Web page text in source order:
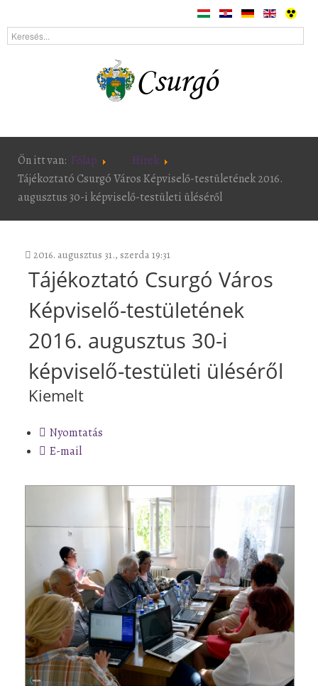
Ön itt van: Főlap
Hírek
Tájékoztató Csurgó Város Képviselő-testületének 2016.
augusztus 30-i képviselő-testületi üléséről
2016. augusztus 31., szerda 19:31
Tájékoztató Csurgó Város
Képviselő-testületének
2016. augusztus 30-i
képviselő-testületi üléséről
Kiemelt
Nyomtatás
E-mail